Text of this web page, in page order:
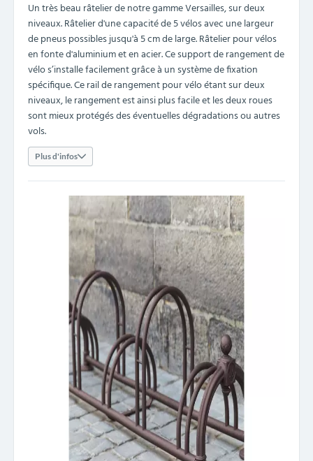
Un très beau râtelier de notre gamme Versailles, sur deux
niveaux. Râtelier d'une capacité de 5 vélos avec une largeur
de pneus possibles jusqu'à 5 cm de large. Râtelier pour vélos
en fonte d'aluminium et en acier. Ce support de rangement de
vélo s’installe facilement grâce à un système de fixation
spécifique. Ce rail de rangement pour vélo étant sur deux
niveaux, le rangement est ainsi plus facile et les deux roues
sont mieux protégés des éventuelles dégradations ou autres
vols.
Plus d'infos